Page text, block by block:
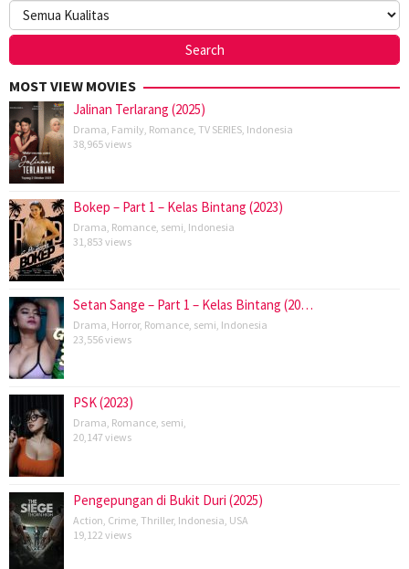
MOST VIEW MOVIES
Jalinan Terlarang (2025)
Drama Family Romance TV SERIES Indonesia
38,965 views
Bokep – Part 1 – Kelas Bintang (2023)
Drama Romance semi Indonesia
31,853 views
Setan Sange – Part 1 – Kelas Bintang (20…
Drama Horror, Romance semi Indonesia
23,556 views
PSK (2023)
Drama Romance semi
20,147 views
Pengepungan di Bukit Duri (2025)
Action Crime Thriller, Indonesia USA
19,122 views